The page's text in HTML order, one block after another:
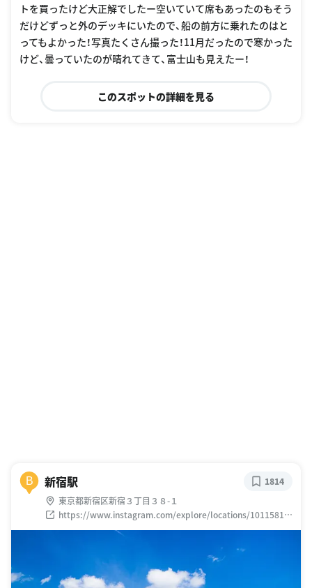
トを買ったけど大正解でしたー空いていて席もあったのもそう
だけどずっと外のデッキにいたので、船の前方に乗れたのはと
ってもよかった！写真たくさん撮った！11月だったので寒かった
けど、曇っていたのが晴れてきて、富士山も見えたー！
このスポットの詳細を見る
B 新宿駅
東京都新宿区新宿３丁目３８-１
https://www.instagram.com/explore/locations/10115817
1492497/?hl=ja
1814